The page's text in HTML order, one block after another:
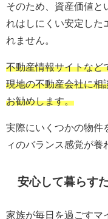
そのため、資産価値と
れはしにくい安定した
れません。
不動産情報サイトなど
現地の不動産会社に相
お勧めします。
実際にいくつかの物件
ィのバランス感覚が養
安心して暮らす
家族が毎日を過ごすマ